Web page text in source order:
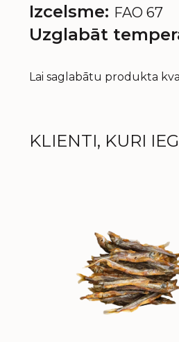
Izcelsme: FAO 67
Uzglabāt
Lai saglabātu produkta
KLIENTI, KURI